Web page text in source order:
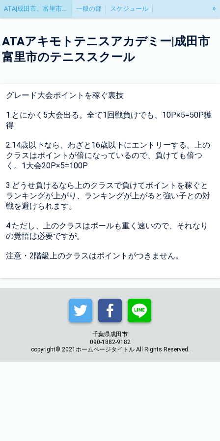
ATA|成田市、富里市のテニススクール 一般の部 スケジュール
おすすめのグレード大会
グレード大会ポイント表 グレード大会の裏技
»
ATAアキモトテニスアカデミー|成田市
富里市のテニススクール
グレード大会ポイントを稼ぐ裏技
1.とにかく5大会出る。全て1回戦負けでも、10P×5=50P獲
得
2.14歳以下なら、わざと16歳以下にエントリーする。上の
クラスはポイントが倍になっているので、負けても倍つ
く。1大会20P×5=100P
3.どうせ負けるなら上のクラスで負けてポイントを稼ぐと
ランキングが上がり、ランキングが上がると強い子との対
戦を避けられます。
4.ただし、上のクラスはボールも重く速いので、それなり
の覚悟は必要ですが。
注意・2階級上のクラスはポイントがつきません。
千葉県成田市
090-1882-9182
copyright© 2021ホームページタイトル All Rights Reserved.